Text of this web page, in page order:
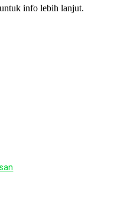
untuk info lebih lanjut.